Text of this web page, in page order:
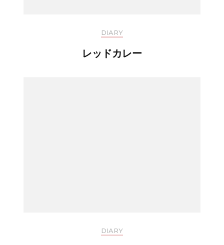
DIARY
レッドカレー
DIARY